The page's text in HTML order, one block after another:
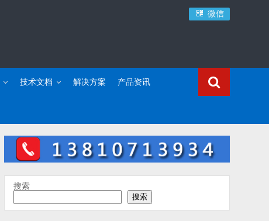
微信
技术文档 解决方案 产品资讯
搜索
搜索